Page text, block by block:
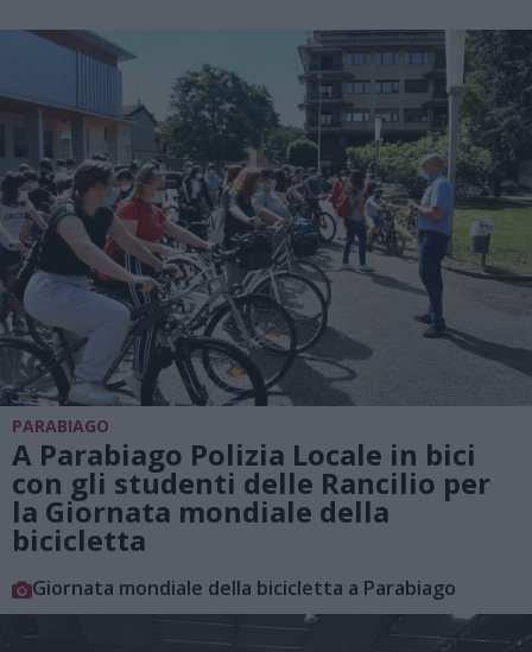
PARABIAGO
A Parabiago Polizia Locale in bici
con gli studenti delle Rancilio per
la Giornata mondiale della
bicicletta
Giornata mondiale della bicicletta a Parabiago